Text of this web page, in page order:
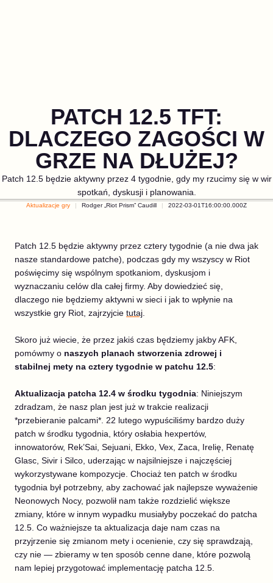
PATCH 12.5 TFT:
DLACZEGO ZAGOŚCI W
GRZE NA DŁUŻEJ?
Patch 12.5 będzie aktywny przez 4 tygodnie, gdy my rzucimy się w wir
spotkań, dyskusji i planowania.
Aktualizacje gry Rodger „Riot Prism” Caudill 2022-03-01T16:00:00.000Z
Patch 12.5 będzie aktywny przez cztery tygodnie (a nie dwa jak
nasze standardowe patche), podczas gdy my wszyscy w Riot
poświęcimy się wspólnym spotkaniom, dyskusjom i
wyznaczaniu celów dla całej firmy. Aby dowiedzieć się,
dlaczego nie będziemy aktywni w sieci i jak to wpłynie na
wszystkie gry Riot, zajrzyjcie tutaj
Skoro już wiecie, że przez jakiś czas będziemy jakby AFK,
pomówmy o naszych planach stworzenia zdrowej i
stabilnej mety na cztery tygodnie w patchu 12.5:
Aktualizacja patcha 12.4 w środku tygodnia: Niniejszym
zdradzam, że nasz plan jest już w trakcie realizacji
*przebieranie palcami*. 22 lutego wypuściliśmy bardzo duży
patch w środku tygodnia, który osłabia hexpertów,
innowatorów, Rek’Sai, Sejuani, Ekko, Vex, Zaca, Irelię, Renatę
Glasc, Sivir i Silco, uderzając w najsilniejsze i najczęściej
wykorzystywane kompozycje. Chociaż ten patch w środku
tygodnia był potrzebny, aby zachować jak najlepsze wyważenie
Neonowych Nocy, pozwolił nam także rozdzielić większe
zmiany, które w innym wypadku musiałyby poczekać do patcha
12.5. Co ważniejsze ta aktualizacja daje nam czas na
przyjrzenie się zmianom mety i ocenienie, czy się sprawdzają,
czy nie — zbieramy w ten sposób cenne dane, które pozwolą
nam lepiej przygotować implementację patcha 12.5.